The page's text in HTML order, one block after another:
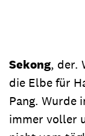
Sekong, der.
die Elbe für
Pang. Wurde
immer voller